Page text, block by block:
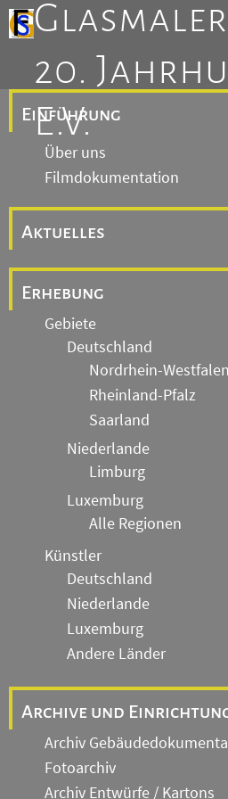
20.
E.V.
Einführung
Über uns
Filmdokumentation
Aktuelles
Erhebung
Gebiete
Deutschland
Nordrhein-Westfalen
Rheinland-Pfalz
Saarland
Niederlande
Limburg
Luxemburg
Alle Regionen
Künstler
Deutschland
Niederlande
Luxemburg
Andere Länder
Archive und
Archiv
Fotoarchiv
Archiv Entwürfe / Kartons